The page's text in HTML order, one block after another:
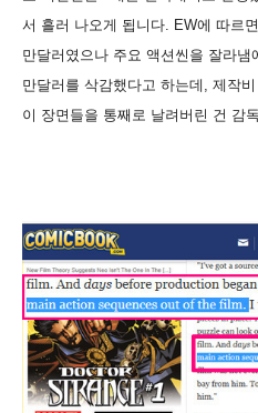
서 흘러 나오게 됩니다. EW에 따르
만달러였으나 주요 액션씬을 잘라
만달러를 삭감했다고 하는데, 제작
이 장면들을 통째로 날려버린 건 감